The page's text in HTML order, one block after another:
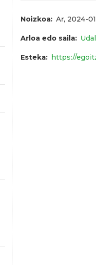
Noizkoa Ar, 2024-
Arloa edo saila
Esteka https://